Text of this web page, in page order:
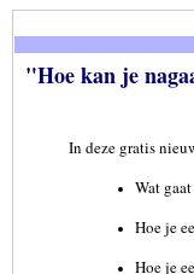
"Hoe kan je
In deze gratis
Wat
Hoe je
Hoe je